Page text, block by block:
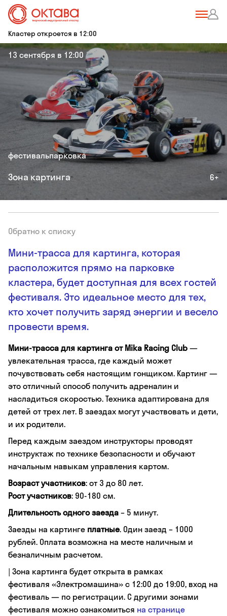
Кластер откроется в 12:00
13 сентября в 12:00
фестивальпарковка
Зона картинга 6+
Мини-трасса для картинга, которая
расположится прямо на парковке
кластера, будет доступная для всех гостей
фестиваля. Это идеальное место для тех,
кто хочет получить заряд энергии и весело
провести время.
Мини-трасса для картинга от Mika Racing Club —
увлекательная трасса, где каждый может
почувствовать себя настоящим гонщиком. Картинг —
это отличный способ получить адреналин и
насладиться скоростью. Техника адаптирована для
детей от трех лет. В заездах могут участвовать и дети,
и их родители.
Перед каждым заездом инструкторы проводят
инструктаж по технике безопасности и обучают
начальным навыкам управления картом.
Возраст участников: от 3 до 80 лет.
Рост участников: 90-180 см.
Длительность одного заезда – 5 минут.
Заезды на картинге платные. Один заезд – 1000
рублей. Оплата возможна на месте наличным и
безналичным расчетом.
| Зона картинга будет открыта в рамках
фестиваля «Электромашина» с 12:00 до 19:00, вход на
фестиваль — по регистрации. С другими зонами
фестиваля можно ознакомиться на странице
Обратно к списку